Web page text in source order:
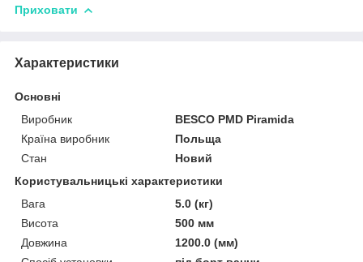
Приховати
Характеристики
Основні
Виробник
BESCO PMD Piramida
Країна виробник
Польща
Стан
Новий
Користувальницькі характеристики
Вага
5.0 (кг)
Висота
500 мм
Довжина
1200.0 (мм)